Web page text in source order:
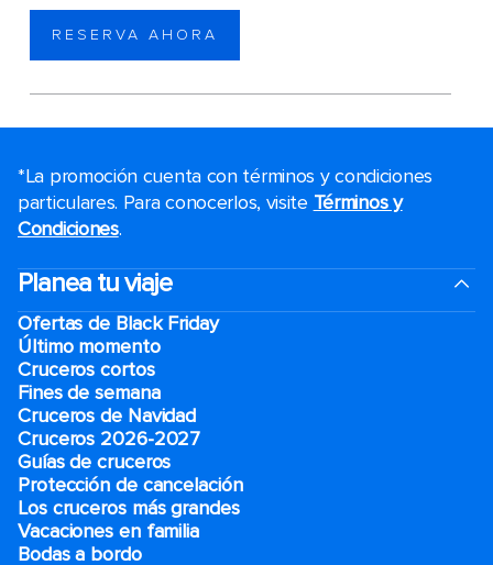
RESERVA AHORA
*La promoción cuenta con términos y condiciones
particulares. Para conocerlos, visite Términos y
Condiciones.
Planea tu viaje
Ofertas de Black Friday
Último momento
Cruceros cortos
Fines de semana
Cruceros de Navidad
Cruceros 2026-2027
Guías de cruceros
Protección de cancelación
Los cruceros más grandes
Vacaciones en familia
Bodas a bordo